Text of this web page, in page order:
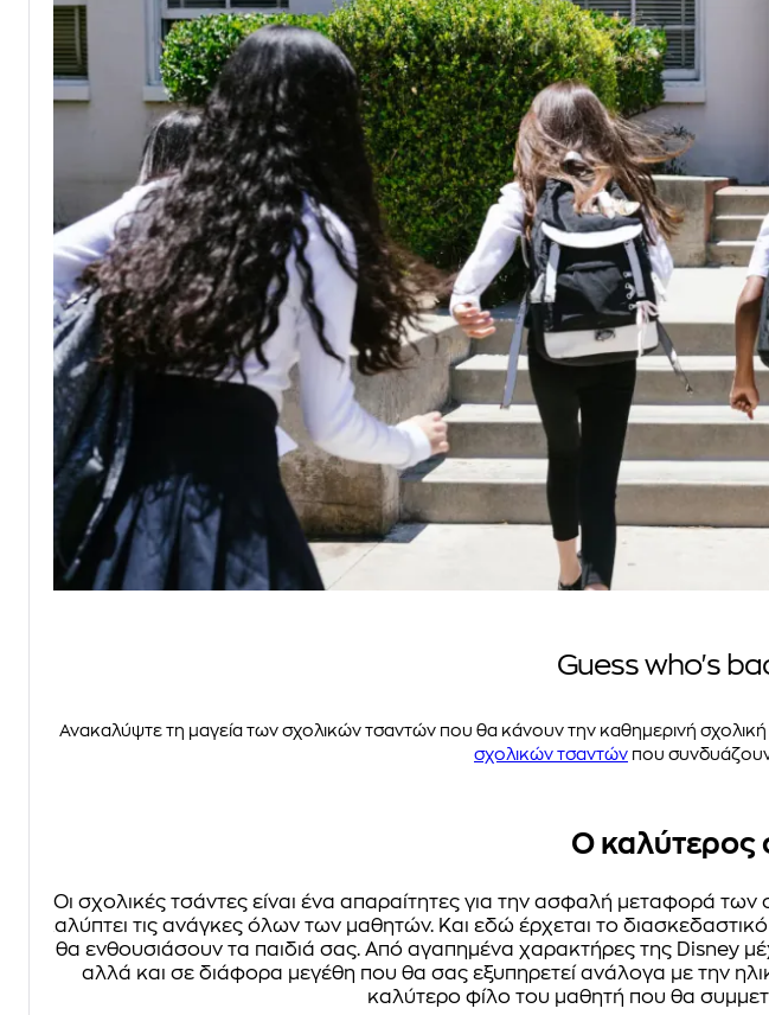
Guess who's
Ανακαλύψτε τη μαγεία των σχολικών τσαντών που θα κάνουν την καθημερινή
σχολικών τσαντών που συνδυάζουν
Ο καλύτερος
Οι σχολικές τσάντες είναι ένα απαραίτητες για την ασφαλή μεταφορά
καλύπτει τις ανάγκες όλων των μαθητών. Και εδώ έρχεται το
θα ενθουσιάσουν τα παιδιά σας. Από αγαπημένα χαρακτήρες της Disney
αλλά και σε διάφορα μεγέθη που θα σας εξυπηρετεί ανάλογα με την
καλύτερο φίλο του μαθητή που θα